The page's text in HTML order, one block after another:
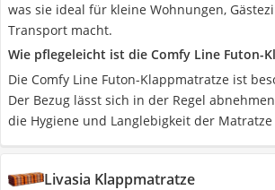
was sie ideal für kleine Wohnungen,
Transport macht.
Wie pflegeleicht ist die Comfy Line Futon-
Die Comfy Line Futon-Klappmatratze ist
Der Bezug lässt sich in der Regel
die Hygiene und Langlebigkeit der
Livasia Klappmatratze